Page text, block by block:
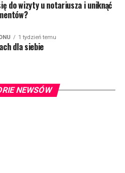
do wizyty u notariusza i uniknąć
1 tydzień temu
dla siebie
NEWSÓW